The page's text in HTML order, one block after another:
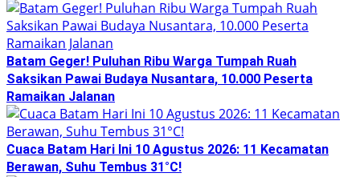
Batam Geger! Puluhan Ribu Warga Tumpah Ruah
Saksikan Pawai Budaya Nusantara, 10.000 Peserta
Ramaikan Jalanan
Cuaca Batam Hari Ini 10 Agustus 2026: 11 Kecamatan
Berawan, Suhu Tembus 31°C!